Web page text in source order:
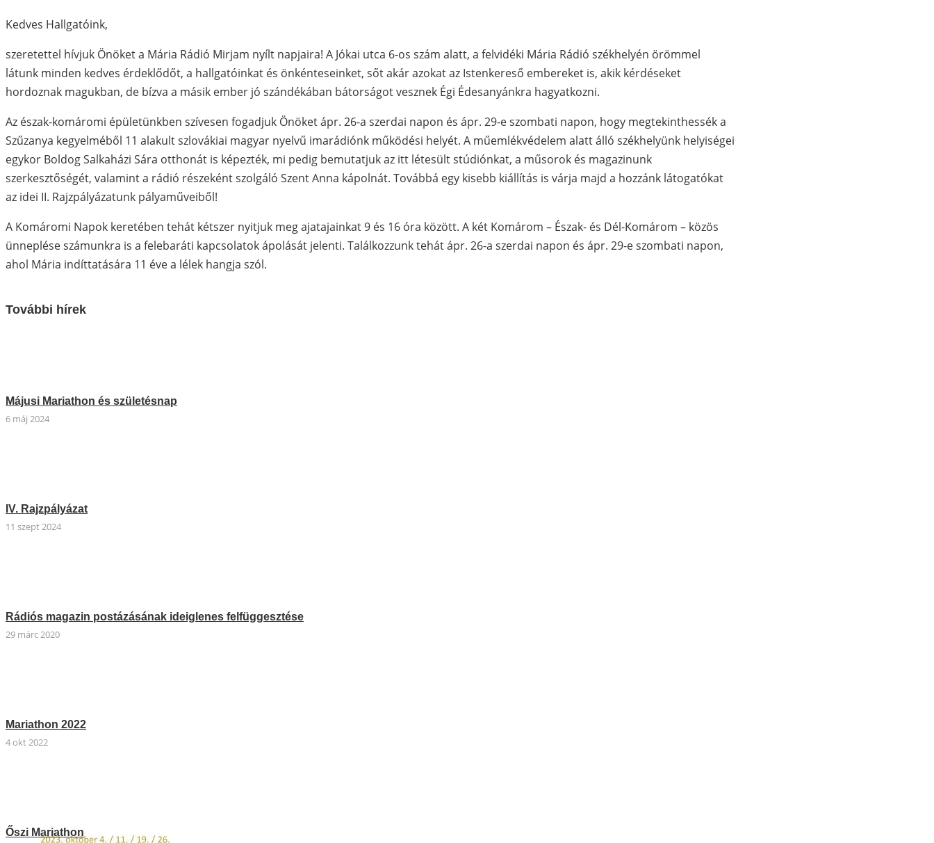
Kedves Hallgatóink,
szeretettel hívjuk Önöket a Mária Rádió Mirjam nyílt napjaira! A Jókai utca 6-os szám alatt, a felvidéki Mária Rádió székhelyén örömmel
látunk minden kedves érdeklődőt, a hallgatóinkat és önkénteseinket, sőt akár azokat az Istenkereső embereket is, akik kérdéseket
hordoznak magukban, de bízva a másik ember jó szándékában bátorságot vesznek Égi Édesanyánkra hagyatkozni.
Az észak-komáromi épületünkben szívesen fogadjuk Önöket ápr. 26-a szerdai napon és ápr. 29-e szombati napon, hogy megtekinthessék a
Szűzanya kegyelméből 11 alakult szlovákiai magyar nyelvű imarádiónk működési helyét. A műemlékvédelem alatt álló székhelyünk helyiségei
egykor Boldog Salkaházi Sára otthonát is képezték, mi pedig bemutatjuk az itt létesült stúdiónkat, a műsorok és magazinunk
szerkesztőségét, valamint a rádió részeként szolgáló Szent Anna kápolnát. Továbbá egy kisebb kiállítás is várja majd a hozzánk látogatókat
az idei II. Rajzpályázatunk pályaműveiből!
A Komáromi Napok keretében tehát kétszer nyitjuk meg ajatajainkat 9 és 16 óra között. A két Komárom – Észak- és Dél-Komárom – közös
ünneplése számunkra is a felebaráti kapcsolatok ápolását jelenti. Találkozzunk tehát ápr. 26-a szerdai napon és ápr. 29-e szombati napon,
ahol Mária indíttatására 11 éve a lélek hangja szól.
További hírek
Májusi Mariathon és születésnap
6 máj 2024
IV. Rajzpályázat
11 szept 2024
Rádiós magazin postázásának ideiglenes felfüggesztése
29 márc 2020
Mariathon 2022
4 okt 2022
Őszi Mariathon